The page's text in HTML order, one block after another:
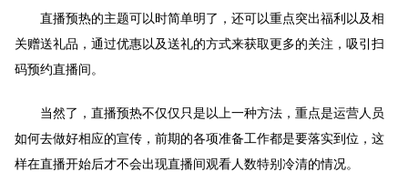
直播预热的主题可以时简单明了，还可以重点突出福利以及相
关赠送礼品，通过优惠以及送礼的方式来获取更多的关注，吸引扫
码预约直播间。
当然了，直播预热不仅仅只是以上一种方法，重点是运营人员
如何去做好相应的宣传，前期的各项准备工作都是要落实到位，这
样在直播开始后才不会出现直播间观看人数特别冷清的情况。